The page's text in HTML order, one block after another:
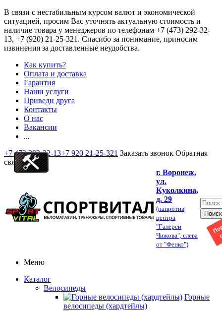
В связи с нестабильным курсом валют и экономической
ситуацией, просим Вас уточнять актуальную стоимость и
наличие товара у менеджеров по телефонам +7 (473) 292-32-
13, +7 (920) 21-25-321 . Спасибо за понимание, приносим
извинения за доставленные неудобства.
Как купить?
Оплата и доставка
Гарантия
Наши услуги
Приведи друга
Контакты
О нас
Вакансии
...
+7 473 292-32-13+7 920 21-25-321 Заказать звонок Обратная
связь
г. Воронеж,
ул.
Куколкина,
д. 29
(напротив
центра
"Галереи
Чижова", слева
от "Фенко")
Меню
Каталог
Велосипеды
Горные
велосипеды (хардтейлы)